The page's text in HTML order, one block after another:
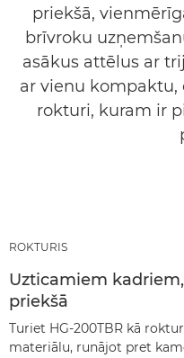
priekšā,
brīvroku
asākus attēlus ar
ar vienu
rokturi, kuram ir
ROKTURIS
Uzticamiem
priekšā
Turiet HG-200TBR kā
materiālu, runājot pret